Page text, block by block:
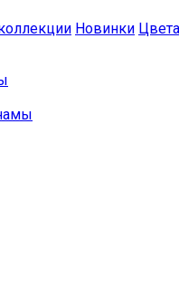
Новинки Цвета